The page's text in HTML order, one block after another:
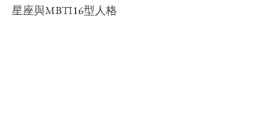
星座與MBTI16型人格